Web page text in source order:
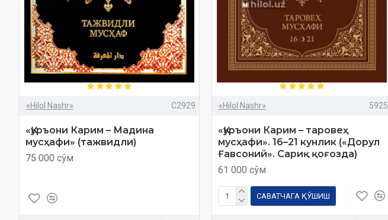
«Hilol Nashr» C2929
«Қуръони Карим – Мадина
мусҳафи» (тажвидли)
75 000 сўм
«Hilol Nashr» 5925
«Қуръони Карим – таровеҳ
мусҳафи». 16–21 кунлик («Дорул
Ғавсоний». Сариқ қоғозда)
61 000 сўм
САВАТЧАГА ҚЎШИШ